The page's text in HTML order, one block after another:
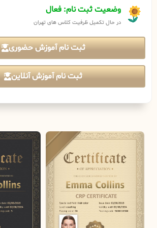
وضعیت ثبت نام: فعال
در حال تکمیل ظرفیت کلاس های تهران
ثبت نام آموزش حضوری
ثبت نام آموزش آنلاین